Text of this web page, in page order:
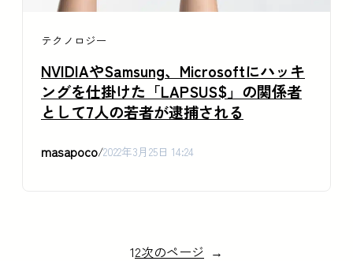
テクノロジー
NVIDIAやSamsung、Microsoftにハッキ
ングを仕掛けた「LAPSUS$」の関係者
として7人の若者が逮捕される
masapoco/2022年3月25日 14:24
12次のページ →